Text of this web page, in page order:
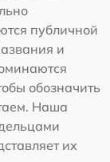
публичной
и
обозначить
Наша
их